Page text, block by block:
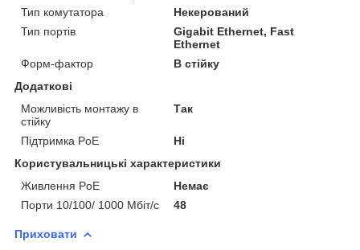
Тип комутатора
Некерований
Тип портів
Gigabit Ethernet, Fast
Ethernet
Форм-фактор
В стійку
Додаткові
Можливість монтажу в
стійку
Так
Підтримка PoE
Ні
Користувальницькі характеристики
Живлення PoE
Немає
Порти 10/100/ 1000 Мбіт/с
48
Приховати